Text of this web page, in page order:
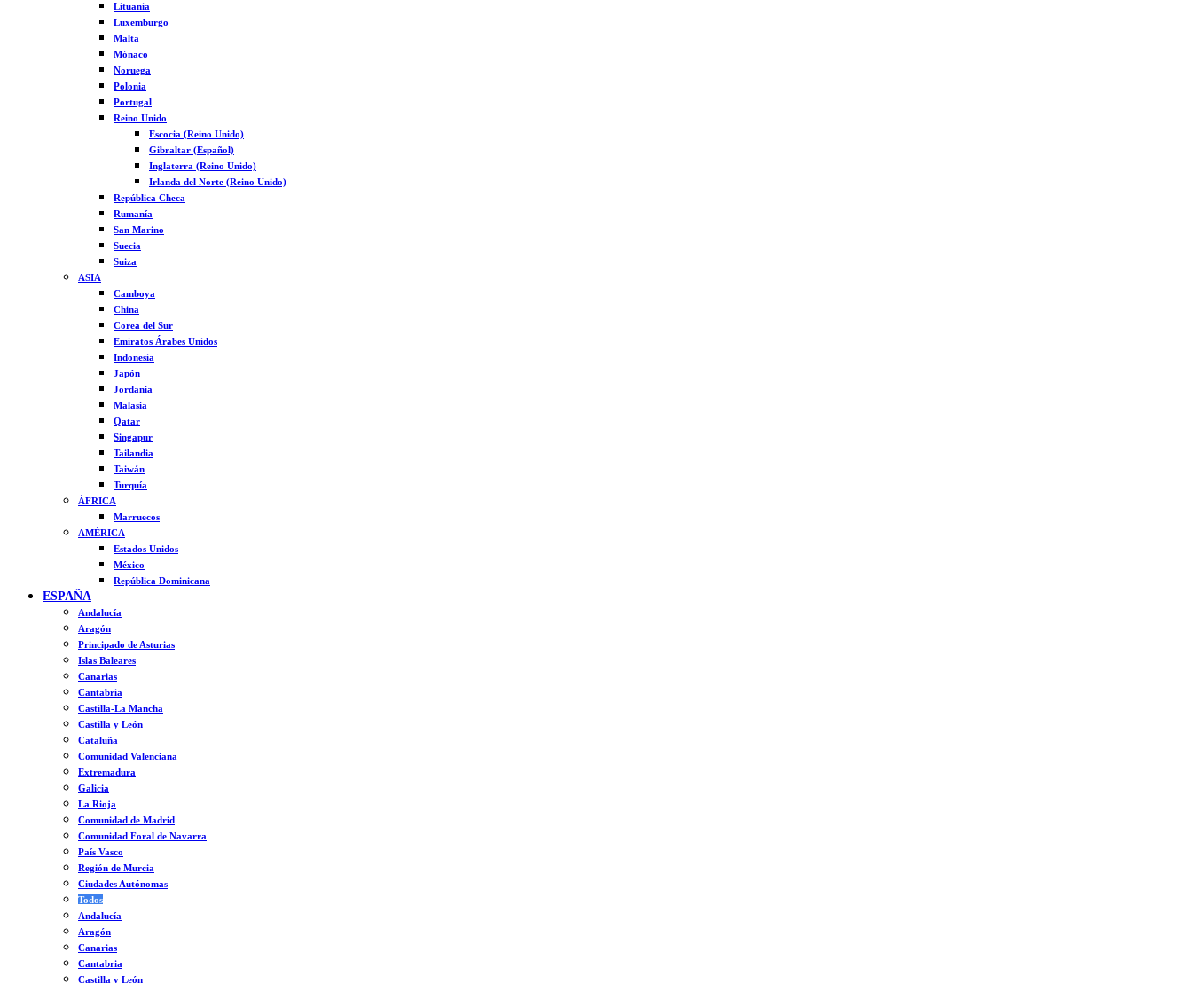
Lituania
Luxemburgo
Malta
Mónaco
Noruega
Polonia
Portugal
Reino Unido
Escocia (Reino Unido)
Gibraltar (Español)
Inglaterra (Reino Unido)
Irlanda del Norte (Reino Unido)
República Checa
Rumanía
San Marino
Suecia
Suiza
ASIA
Camboya
China
Corea del Sur
Emiratos Árabes Unidos
Indonesia
Japón
Jordania
Malasia
Qatar
Singapur
Tailandia
Taiwán
Turquía
ÁFRICA
Marruecos
AMÉRICA
Estados Unidos
México
República Dominicana
ESPAÑA
Andalucía
Aragón
Principado de Asturias
Islas Baleares
Canarias
Cantabria
Castilla-La Mancha
Castilla y León
Cataluña
Comunidad Valenciana
Extremadura
Galicia
La Rioja
Comunidad de Madrid
Comunidad Foral de Navarra
País Vasco
Región de Murcia
Ciudades Autónomas
Todos
Andalucía
Aragón
Canarias
Cantabria
Castilla y León